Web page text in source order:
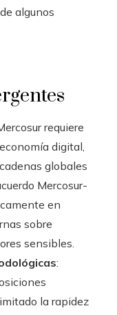
algunos
requiere
digital,
globales
Mercosur-
en
sobre
sensibles.
:
la rapidez